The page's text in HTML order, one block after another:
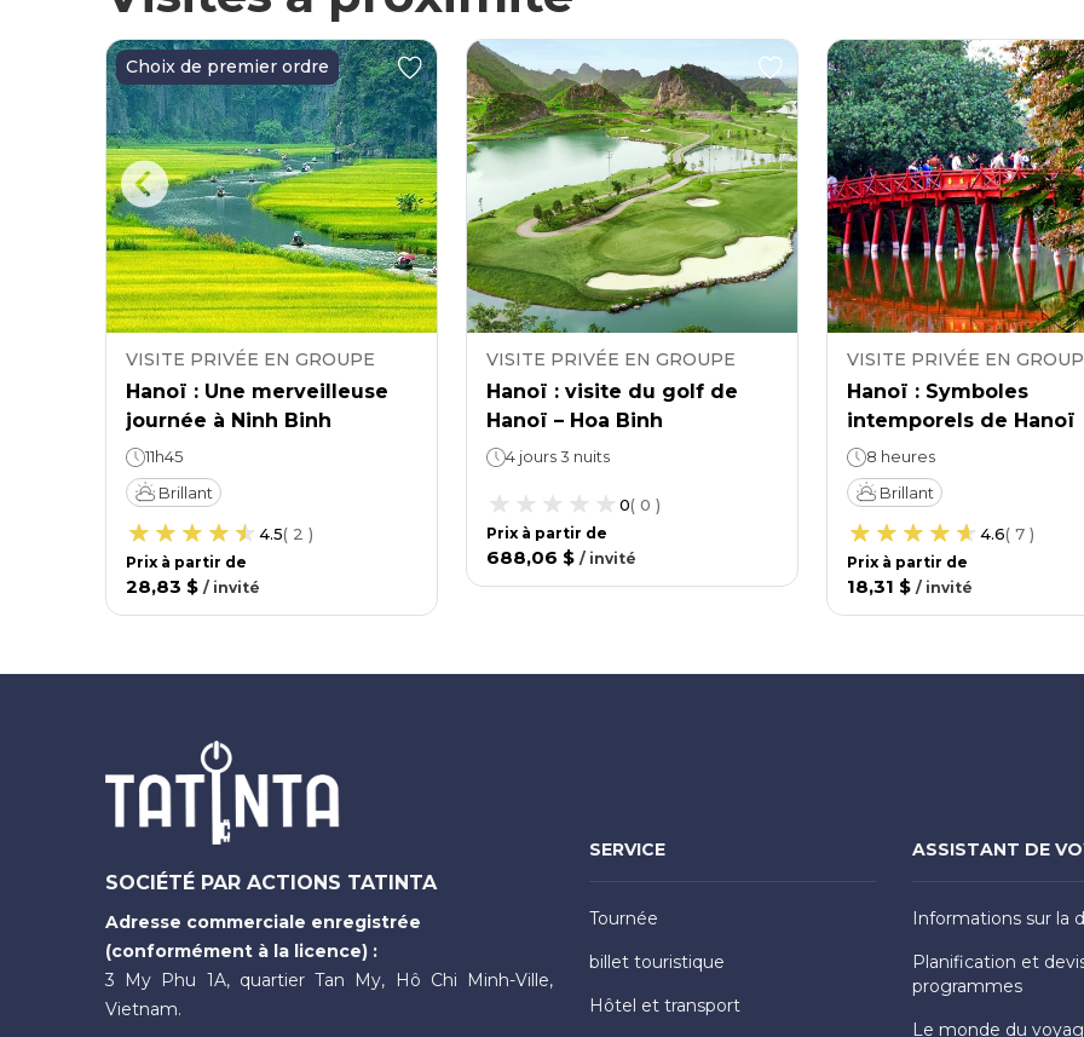
Choix de premier ordre
VISITE PRIVÉE EN GROUPE
Hanoï : Une merveilleuse
journée à Ninh Binh
11h45
Brillant
4.5( 2 )
Prix ​​à partir de
28,83 $ / invité
VISITE PRIVÉE EN GROUPE
Hanoï : visite du golf de
Hanoï – Hoa Binh
4 jours 3 nuits
0( 0 )
Prix ​​à partir de
688,06 $ / invité
VISITE PRIVÉE EN
Hanoï : Symboles
intemporels de Hanoï
8 heures
Brillant
4.6( 7 )
Prix ​​à partir de
18,31 $ / invité
SOCIÉTÉ PAR ACTIONS TATINTA
Adresse commerciale enregistrée
(conformément à la licence) :
3 My Phu 1A, quartier Tan My, Hô Chi Minh-Ville,
Vietnam.
SERVICE
Tournée
billet touristique
Hôtel et transport
ASSISTANT DE
Informations sur la
Planification et
programmes
Le monde du